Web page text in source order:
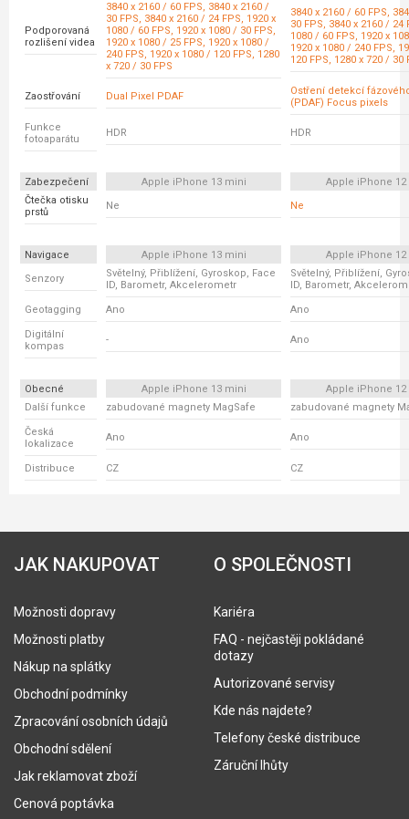
Podporovaná
rozlišení videa
3840 x 2160 / 60 FPS, 3840 x 2160 /
30 FPS, 3840 x 2160 / 24 FPS, 1920 x
1080 / 60 FPS, 1920 x 1080 / 30 FPS,
1920 x 1080 / 25 FPS, 1920 x 1080 /
240 FPS, 1920 x 1080 / 120 FPS, 1280
x 720 / 30 FPS
3840 x 2160 / 60 FPS,
30 FPS, 3840 x 2160 / 24
1080 / 60 FPS, 1920 x
1920 x 1080 / 240 FPS,
120 FPS, 1280 x 720 / 30
Zaostřování Dual Pixel PDAF
Ostření detekcí
(PDAF) Focus pixels
Funkce
fotoaparátu
HDR HDR
Zabezpečení Apple iPhone 13 mini
Apple iPhone
Čtečka otisku
prstů
Ne Ne
Navigace Apple iPhone 13 mini
Apple iPhone
Senzory
Světelný, Přiblížení, Gyroskop, Face
ID, Barometr, Akcelerometr
Světelný, Přiblížení,
ID, Barometr,
Geotagging Ano Ano
Digitální
kompas
- Ano
Obecné Apple iPhone 13 mini
Apple iPhone
Další funkce
zabudované magnety MagSafe zabudované magnety
Česká
lokalizace
Ano Ano
Distribuce CZ CZ
JAK NAKUPOVAT
Možnosti dopravy
Možnosti platby
Nákup na splátky
Obchodní podmínky
Zpracování osobních údajů
Obchodní sdělení
Jak reklamovat zboží
Cenová poptávka
O SPOLEČNOSTI
Kariéra
FAQ - nejčastěji pokládané
dotazy
Autorizované servisy
Kde nás najdete?
Telefony české distribuce
Záruční lhůty